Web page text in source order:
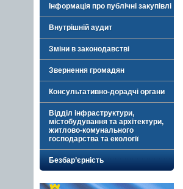
Інформація про публічні закупівлі
Внутрішній аудит
Зміни в законодавстві
Звернення громадян
Консультативно-дорадчі органи
Відділ інфраструктури,
містобудування та архітектури,
житлово-комунального
господарства та екології
Безбар’єрність